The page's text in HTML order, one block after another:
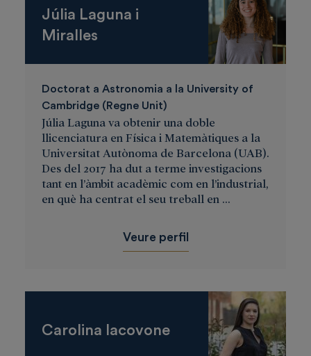
Júlia Laguna i
Miralles
Doctorat a Astronomia a la University of
Cambridge (Regne Unit)
Júlia Laguna va obtenir una doble
llicenciatura en Física i Matemàtiques a la
Universitat Autònoma de Barcelona (UAB).
Des del 2017 ha dut a terme investigacions
tant en l’àmbit acadèmic com en l’industrial,
en què ha centrat el seu treball en ...
Veure perfil
Carolina Iacovone